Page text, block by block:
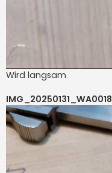
Wird langsam.
IMG_20250131_WA0018